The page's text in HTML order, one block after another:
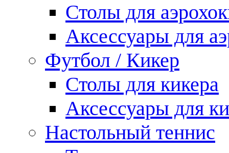
Столы для
Аксессуары для
Футбол / Кикер
Столы для кикера
Аксессуары для
Настольный теннис